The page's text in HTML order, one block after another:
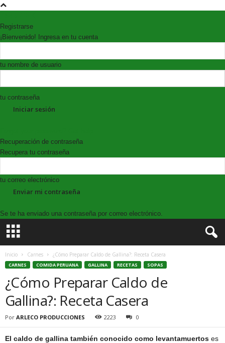
Registrarse
¡Bienvenido! Ingresa en tu cuenta
tu nombre de usuario
tu contraseña
Recuperación de contraseña
Recupera tu contraseña
tu correo electrónico
Se te ha enviado una contraseña por correo electrónico.
Inicio Carnes ¿Cómo Preparar Caldo de Gallina?: Receta Casera
CARNES COMIDA PERUANA GALLINA RECETAS SOPAS
¿Cómo Preparar Caldo de
Gallina?: Receta Casera
Por ARLECO PRODUCCIONES 2223 0
El caldo de gallina también conocido como levantamuertos es